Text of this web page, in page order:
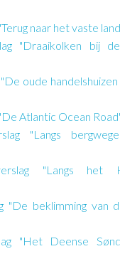
naar het vaste
"Draaikolken bij de
oude
Atlantic Ocean
"Langs
"Langs het
"De beklimming van
"Het Deense